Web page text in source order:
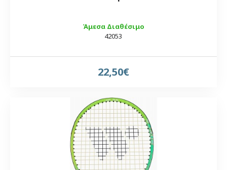
Άμεσα Διαθέσιμο
42053
22,50€